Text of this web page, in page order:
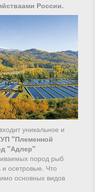
России.
уникальное и
"Племенной
"Адлер"
пород рыб
и осетровые. Что
основных видов